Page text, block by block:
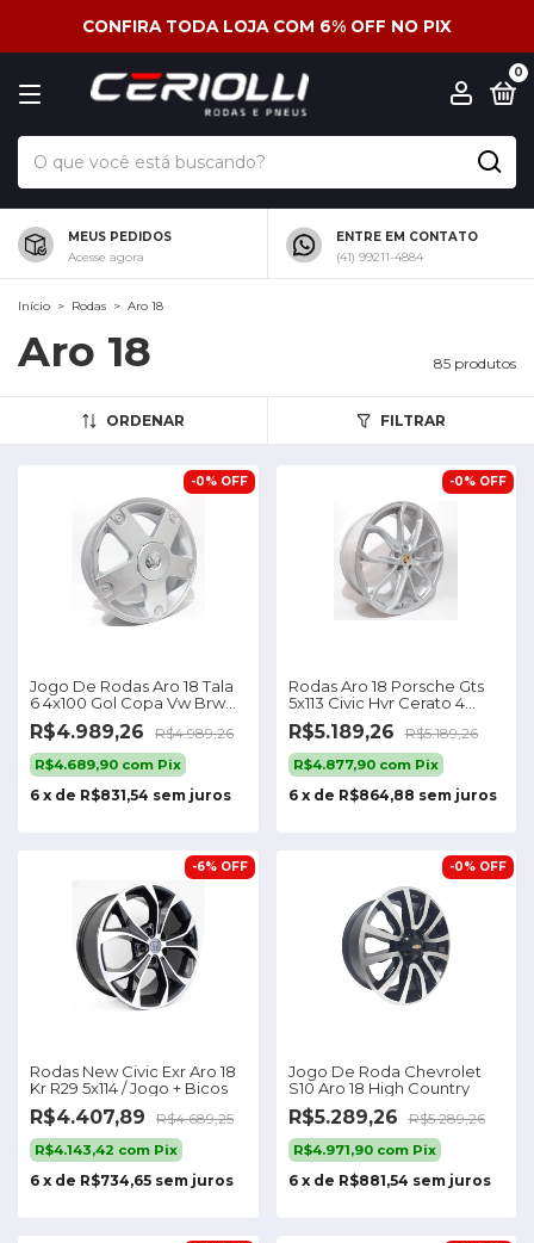
CONFIRA TODA LOJA COM 6% OFF NO PIX
0
MEUS PEDIDOS
Acesse agora
ENTRE EM CONTATO
(41) 99211-4884
Início > Rodas > Aro 18
Aro 18 85 produtos
ORDENAR FILTRAR
Jogo De Rodas Aro 18 Tala
6 4x100 Gol Copa Vw Brw
1680
-0% OFF
R$4.989,26 R$4.989,26
R$4.689,90 com Pix
6 x de R$831,54 sem juros
Rodas Aro 18 Porsche Gts
5x113 Civic Hvr Cerato 4
Rodas Jogo Cor Prata
-0% OFF
R$5.189,26 R$5.189,26
R$4.877,90 com Pix
6 x de R$864,88 sem juros
Rodas New Civic Exr Aro 18
Kr R29 5x114 / Jogo + Bicos
-6% OFF
R$4.407,89 R$4.689,25
R$4.143,42 com Pix
6 x de R$734,65 sem juros
Jogo De Roda Chevrolet
S10 Aro 18 High Country
-0% OFF
R$5.289,26 R$5.289,26
R$4.971,90 com Pix
6 x de R$881,54 sem juros